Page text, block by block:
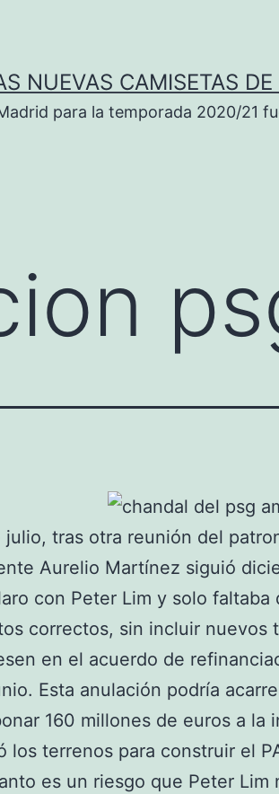
NUEVAS CAMISETAS
para la temporada 2020/21
julio, tras otra reunión del
Aurelio Martínez siguió
con Peter Lim y solo faltaba
correctos, sin incluir nuevos
en el acuerdo de
Esta anulación podría
160 millones de euros a la
los terrenos para construir el
es un riesgo que Peter Lim